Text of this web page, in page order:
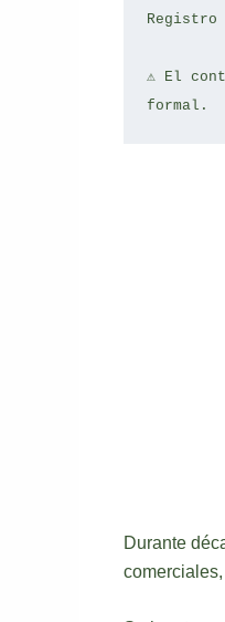
Registro
⚠️ El
formal.
Durante